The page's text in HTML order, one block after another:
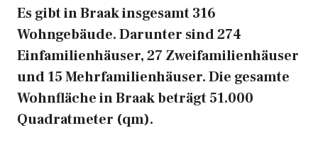
Es gibt in Braak insgesamt 316
Wohngebäude. Darunter sind 274
Einfamilienhäuser, 27 Zweifamilienhäuser
und 15 Mehrfamilienhäuser. Die gesamte
Wohnfläche in Braak beträgt 51.000
Quadratmeter (qm).